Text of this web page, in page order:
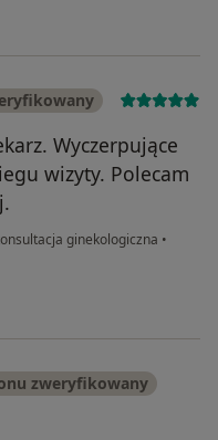
Wyczerpujące
wizyty. Polecam
ginekologiczna •
zweryfikowany